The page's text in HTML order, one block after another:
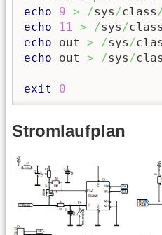
echo
9 > /sys/class
echo
11 > /sys/class
echo out > /sys/
echo out > /sys/
exit 0
Stromlaufplan